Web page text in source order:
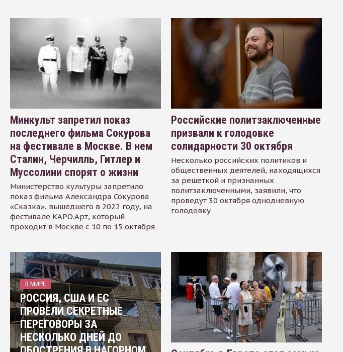
Минкульт запретил показ
последнего фильма Сокурова
на фестивале в Москве. В нем
Сталин, Черчилль, Гитлер и
Муссолини спорят о жизни
Министерство культуры запретило
показ фильма Александра Сокурова
«Сказка», вышедшего в 2022 году, на
фестивале КАРО.Арт, который
проходит в Москве с 10 по 15 октября
Российские политзаключенные
призвали к голодовке
солидарности 30 октября
Несколько российских политиков и
общественных деятелей, находящихся
за решеткой и признанных
политзаключенными, заявили, что
проведут 30 октября однодневную
голодовку
В МИРЕ
РОССИЯ, США И ЕС
ПРОВЕЛИ СЕКРЕТНЫЕ
ПЕРЕГОВОРЫ ЗА
НЕСКОЛЬКО ДНЕЙ ДО